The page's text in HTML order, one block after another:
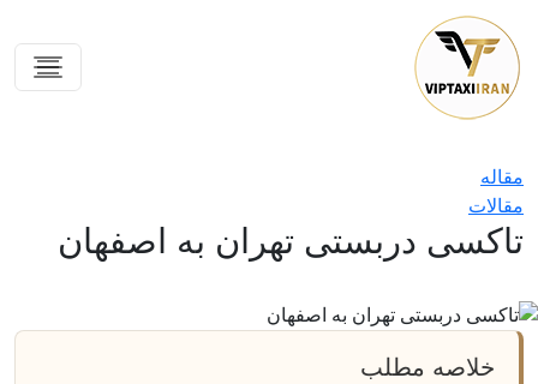
مقاله
مقالات
تاکسی دربستی تهران به اصفهان
خلاصه مطلب